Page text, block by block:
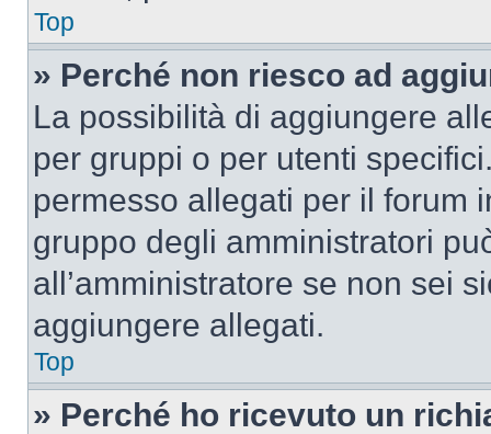
Top
» Perché non riesco ad
La possibilità di aggiungere
per gruppi o per utenti
permesso allegati per il forum
gruppo degli amministratori
all’amministratore se non sei
aggiungere allegati.
Top
» Perché ho ricevuto un